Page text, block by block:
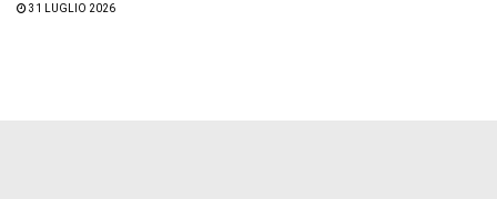
31 LUGLIO 2026